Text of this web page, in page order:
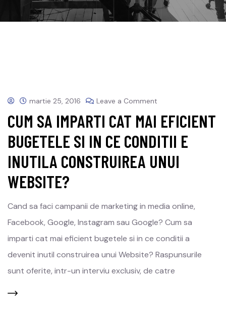
martie 25, 2016 Leave a Comment
CUM SA IMPARTI CAT MAI EFICIENT
BUGETELE SI IN CE CONDITII E
INUTILA CONSTRUIREA UNUI
WEBSITE?
Cand sa faci campanii de marketing in media online,
Facebook, Google, Instagram sau Google? Cum sa
imparti cat mai eficient bugetele si in ce conditii a
devenit inutil construirea unui Website? Raspunsurile
sunt oferite, intr-un interviu exclusiv, de catre